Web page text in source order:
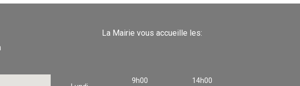
La Mairie vous accueille les:
9h00
14h00